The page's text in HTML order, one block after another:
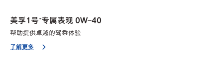
美孚1号™专属表现 0W-40
帮助提供卓越的驾乘体验
了解更多